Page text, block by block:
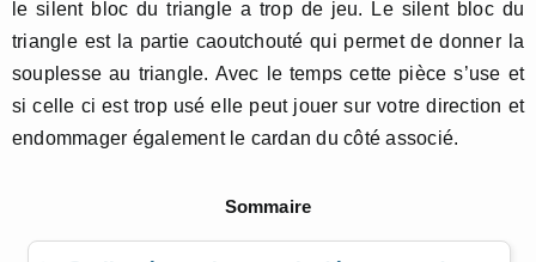
le silent bloc du triangle a trop de jeu. Le silent bloc du
triangle est la partie caoutchouté qui permet de donner la
souplesse au triangle. Avec le temps cette pièce s’use et
si celle ci est trop usé elle peut jouer sur votre direction et
endommager également le cardan du côté associé.
Sommaire